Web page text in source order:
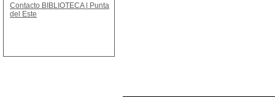
Contacto BIBLIOTECA | Punta
del Este